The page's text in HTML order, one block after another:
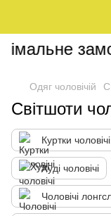
Одяг чоловічій
Світшоти
Куртки чоловічі
Худі чоловічі
Чоловічі